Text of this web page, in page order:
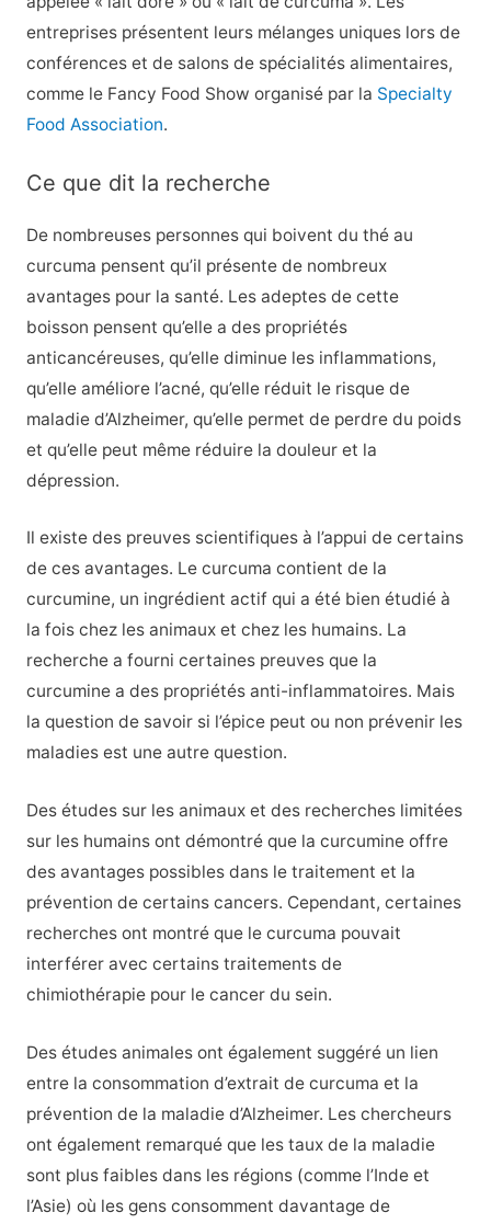
entreprises présentent leurs mélanges uniques lors de
conférences et de salons de spécialités alimentaires,
comme le Fancy Food Show organisé par la Specialty
Food Association.
Ce que dit la recherche
De nombreuses personnes qui boivent du thé au
curcuma pensent qu’il présente de nombreux
avantages pour la santé. Les adeptes de cette
boisson pensent qu’elle a des propriétés
anticancéreuses, qu’elle diminue les inflammations,
qu’elle améliore l’acné, qu’elle réduit le risque de
maladie d’Alzheimer, qu’elle permet de perdre du poids
et qu’elle peut même réduire la douleur et la
dépression.
Il existe des preuves scientifiques à l’appui de certains
de ces avantages. Le curcuma contient de la
curcumine, un ingrédient actif qui a été bien étudié à
la fois chez les animaux et chez les humains. La
recherche a fourni certaines preuves que la
curcumine a des propriétés anti-inflammatoires. Mais
la question de savoir si l’épice peut ou non prévenir les
maladies est une autre question.
Des études sur les animaux et des recherches limitées
sur les humains ont démontré que la curcumine offre
des avantages possibles dans le traitement et la
prévention de certains cancers. Cependant, certaines
recherches ont montré que le curcuma pouvait
interférer avec certains traitements de
chimiothérapie pour le cancer du sein.
Des études animales ont également suggéré un lien
entre la consommation d’extrait de curcuma et la
prévention de la maladie d’Alzheimer. Les chercheurs
ont également remarqué que les taux de la maladie
sont plus faibles dans les régions (comme l’Inde et
l’Asie) où les gens consomment davantage de